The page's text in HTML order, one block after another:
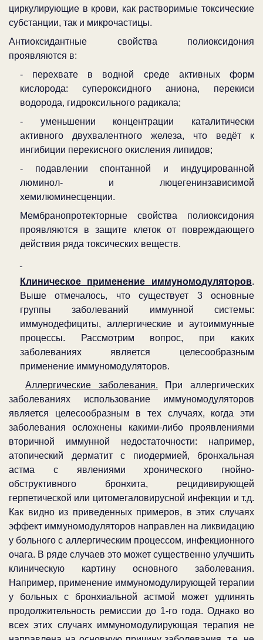
циркулирующие в крови, как растворимые токсические
субстанции, так и микрочастицы.
Антиоксидантные свойства полиоксидония
проявляются в:
- перехвате в водной среде активных форм
кислорода: супероксидного аниона, перекиси
водорода, гидроксильного радикала;
- уменьшении концентрации каталитически
активного двухвалентного железа, что ведёт к
ингибиции перекисного окисления липидов;
- подавлении спонтанной и индуцированной
люминол- и люцегенинзависимой
хемилюминесценции.
Мембранопротекторные свойства полиоксидония
проявляются в защите клеток от повреждающего
действия ряда токсических веществ.
Клиническое применение иммуномодуляторов.
Выше отмечалось, что существует 3 основные
группы заболеваний иммунной системы:
иммунодефициты, аллергические и аутоиммунные
процессы. Рассмотрим вопрос, при каких
заболеваниях является целесообразным
применение иммуномодуляторов.
Аллергические заболевания. При аллергических
заболеваниях использование иммуномодуляторов
является целесообразным в тех случаях, когда эти
заболевания осложнены какими-либо проявлениями
вторичной иммунной недостаточности: например,
атопический дерматит с пиодермией, бронхальная
астма с явлениями хронического гнойно-
обструктивного бронхита, рецидивирующей
герпетической или цитомегаловирусной инфекции и т.д.
Как видно из приведенных примеров, в этих случаях
эффект иммуномодуляторов направлен на ликвидацию
у больного с аллергическим процессом, инфекционного
очага. В ряде случаев это может существенно улучшить
клиническую картину основного заболевания.
Например, применение иммуномодулирующей терапии
у больных с бронхиальной астмой может удлинять
продолжительность ремиссии до 1-го года. Однако во
всех этих случаях иммуномодулирующая терапия не